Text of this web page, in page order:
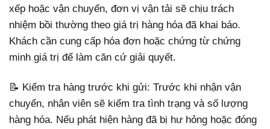
xếp hoặc vận chuyển, đơn vị vận tải sẽ chịu trách
nhiệm bồi thường theo giá trị hàng hóa đã khai báo.
Khách cần cung cấp hóa đơn hoặc chứng từ chứng
minh giá trị để làm căn cứ giải quyết.
📝 Kiểm tra hàng trước khi gửi: Trước khi nhận vận
chuyển, nhân viên sẽ kiểm tra tình trạng và số lượng
hàng hóa. Nếu phát hiện hàng đã bị hư hỏng hoặc đóng